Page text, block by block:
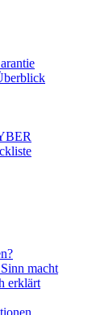
macht
erklärt